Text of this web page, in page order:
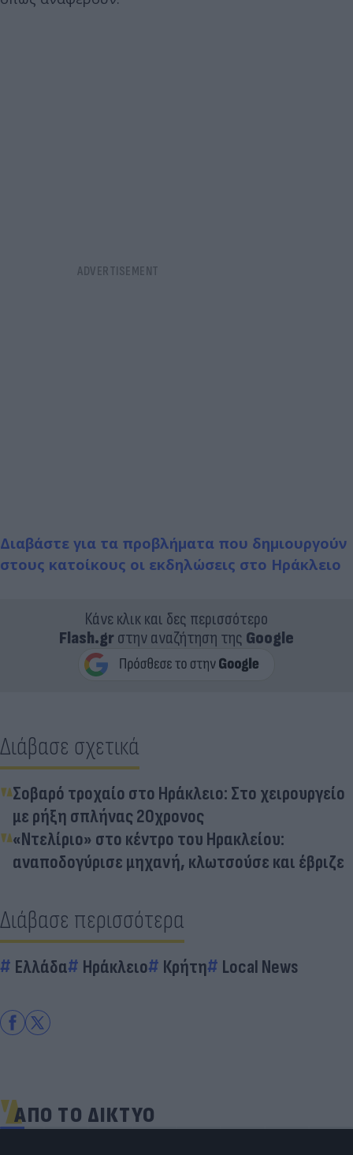
Διαβάστε για τα προβλήματα που δημιουργούν
στους κατοίκους οι εκδηλώσεις στο Ηράκλειο
Κάνε κλικ και δες περισσότερο
Flash.grστην αναζήτηση της Google
Διάβασε σχετικά
Σοβαρό τροχαίο στο Ηράκλειο: Στο χειρουργείο
με ρήξη σπλήνας 20χρονος
«Ντελίριο» στο κέντρο του Ηρακλείου:
αναποδογύρισε μηχανή, κλωτσούσε και έβριζε
Διάβασε περισσότερα
Ελλάδα Ηράκλειο Κρήτη Local News
ΑΠΟ ΤΟ ΔΙΚΤΥΟ